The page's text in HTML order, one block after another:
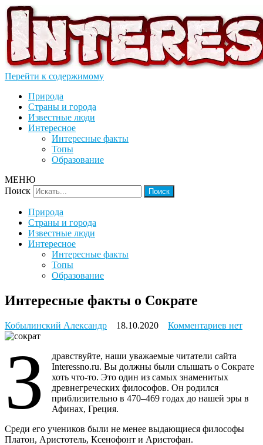
знаменитости, интересные факты из жизни для детей.
Перейти к содержимому
Природа
Страны и города
Известные люди
Интересное
Интересные факты
Топы
Образование
МЕНЮ
Поиск
Природа
Страны и города
Известные люди
Интересное
Интересные факты
Топы
Образование
Интересные факты о Сократе
Кобылинский Александр 18.10.2020 Комментариев к
факты
о
нет
З
дравствуйте, наши уважаемые читатели сайта
Interessno.ru. Вы должны были слышать о Сократе
хоть что-то. Это один из самых знаменитых
древнегреческих философов. Он родился
приблизительно в 470–469 годах до нашей эры в
Афинах, Греция.
Среди его учеников были не менее выдающиеся философы
Платон, Аристотель, Ксенофонт и Аристофан.